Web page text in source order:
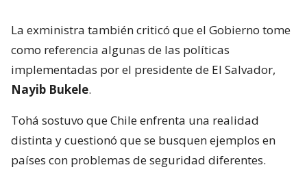
La exministra también criticó que el Gobierno tome
como referencia algunas de las políticas
implementadas por el presidente de El Salvador,
Nayib Bukele.
Tohá sostuvo que Chile enfrenta una realidad
distinta y cuestionó que se busquen ejemplos en
países con problemas de seguridad diferentes.